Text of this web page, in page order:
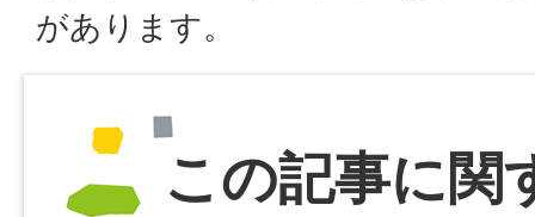
があります。
この記事に関